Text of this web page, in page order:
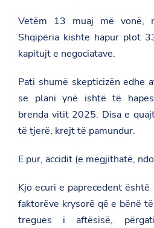
Vetëm 13 muaj më vonë,
Shqipëria kishte hapur plot
kapitujt e negociatave.
Pati shumë skepticizën edhe
se plani ynë ishtë të
brenda vitit 2025. Disa e
të tjerë, krejt të pamundur.
E pur, accidit (e megjithatë,
Kjo ecuri e paprecedent
faktorëve krysorë që e bënë
tregues i aftësisë,